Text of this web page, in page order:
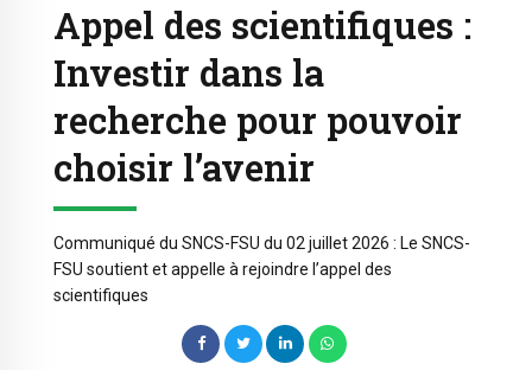
Appel des scientifiques :
Investir dans la
recherche pour pouvoir
choisir l’avenir
Communiqué du SNCS-FSU du 02 juillet 2026 : Le SNCS-
FSU soutient et appelle à rejoindre l’appel des
scientifiques